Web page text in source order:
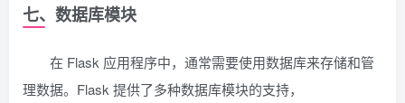
七、数据库模块
在 Flask 应用程序中，通常需要使用数据库来存储和管
理数据。Flask 提供了多种数据库模块的支持，